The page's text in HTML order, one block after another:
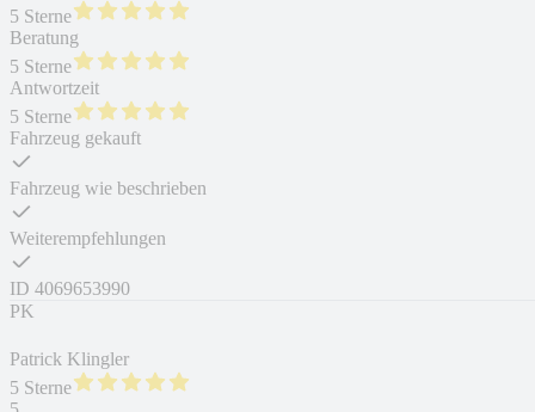
5 Sterne
Beratung
5 Sterne
Antwortzeit
5 Sterne
Fahrzeug gekauft
Fahrzeug wie beschrieben
Weiterempfehlungen
ID 4069653990
PK
Patrick Klingler
5 Sterne